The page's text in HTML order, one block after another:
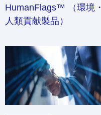
HumanFlags™ （環境・
人類貢献製品）